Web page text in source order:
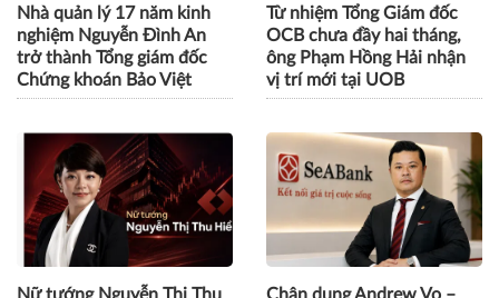
Nhà quản lý 17 năm kinh
nghiệm Nguyễn Đình An
trở thành Tổng giám đốc
Chứng khoán Bảo Việt
Từ nhiệm Tổng Giám đốc
OCB chưa đầy hai tháng,
ông Phạm Hồng Hải nhận
vị trí mới tại UOB